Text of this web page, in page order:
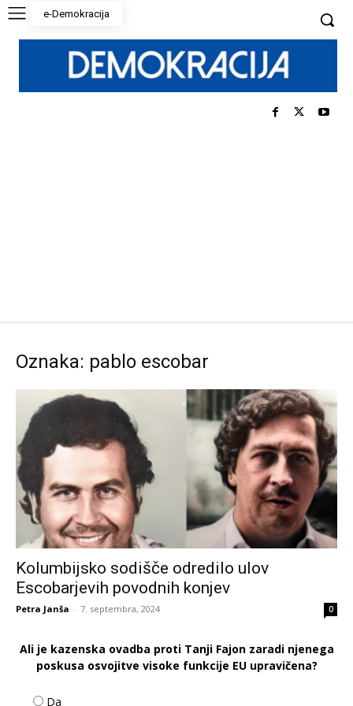
e-Demokracija
Oznaka: pablo escobar
Kolumbijsko sodišče odredilo ulov
Escobarjevih povodnih konjev
Petra Janša - 7. septembra, 2024 0
Ali je kazenska ovadba proti Tanji Fajon zaradi njenega
poskusa osvojitve visoke funkcije EU upravičena?
Da